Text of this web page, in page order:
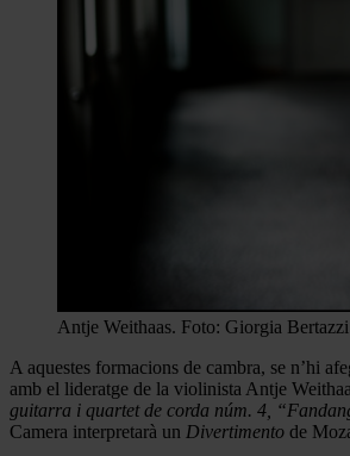
Antje Weithaas. Foto: Giorgia Bertazzi
A aquestes formacions de cambra, se n’hi
amb el lideratge de la violinista Antje
guitarra i quartet de corda núm. 4,
Camera interpretarà un Divertimento de